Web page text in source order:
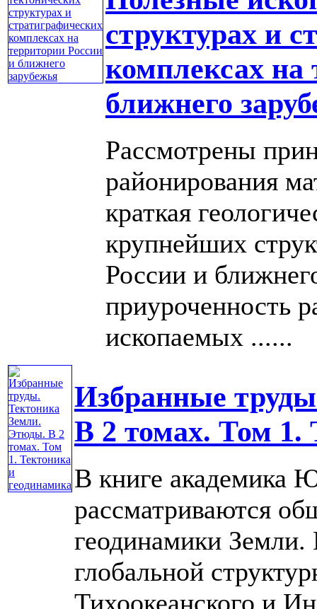
структурах и
комплексах на
ближнего
Рассмотрены
районирования
краткая
крупнейших
России и
приуроченность
ископаемых ......
Избранные
В 2 томах. Том 1.
В книге академика
рассматриваются
геодинамики Земли.
глобальной
Тихоокеанского и